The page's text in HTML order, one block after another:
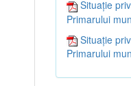
Situație
Primarului
Situație
Primarului